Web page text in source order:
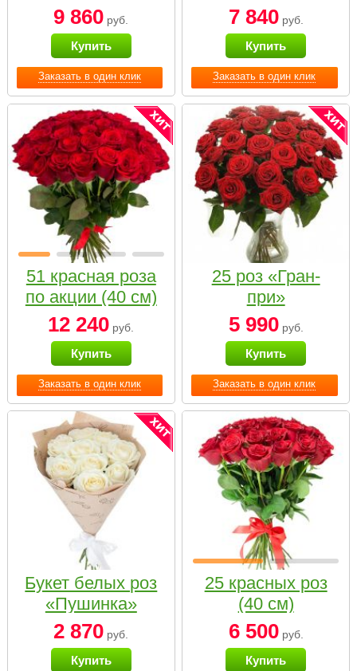
Заказать в один клик
9 860 руб.
Купить
Заказать в один клик
7 840руб.
Купить
Заказать в один клик
51 красная роза
по акции (40 см)
12 240 руб.
Купить
Заказать в один клик
25 роз «Гран-
при»
5 990руб.
Купить
Букет белых роз
«Пушинка»
2 870 руб.
Купить
25 красных роз
(40 см)
6 500руб.
Купить